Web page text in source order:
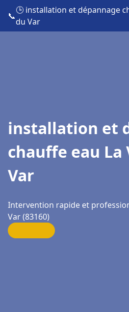
📞
🕒 installation et dépannage
du Var
installation et
chauffe eau La
Var
Intervention rapide et
Var (83160)